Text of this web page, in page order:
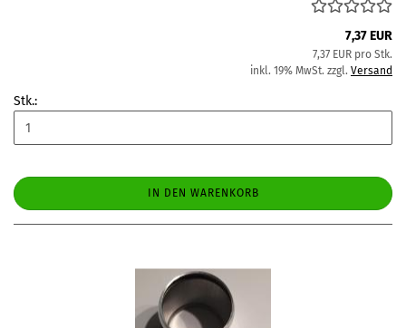
7,37 EUR
7,37 EUR pro Stk.
inkl. 19% MwSt. zzgl. Versand
Stk.:
IN DEN WARENKORB